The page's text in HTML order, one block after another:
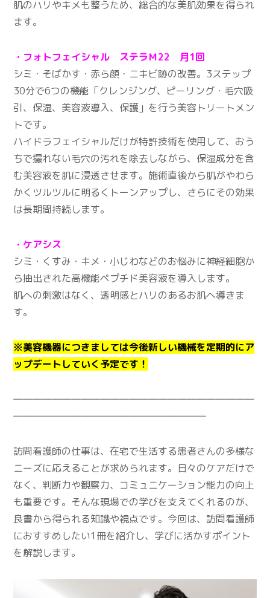
肌のハリやキメも整うため、総合的な美肌効果を得られ
ます。
・フォトフェイシャル ステラＭ22 月1回
シミ・そばかす・赤ら顔・ニキビ跡の改善。3ステップ
30分で6つの機能「クレンジング、ピーリング・毛穴吸
引、保湿、美容液導入、保護」を行う美容トリートメン
トです。
ハイドラフェイシャルだけが特許技術を使用して、おう
ちで撮れない毛穴の汚れを除去しながら、保湿成分を含
む美容液を肌に浸透させます。施術直後から肌がやわら
かくツルツルに明るくトーンアップし、さらにその効果
は長期間持続します。
・ケアシス
シミ・くすみ・キメ・小じわなどのお悩みに神経細胞か
ら抽出された高機能ペプチド美容液を導入します。
肌への刺激はなく、透明感とハリのあるお肌へ導きま
す。
※美容機器につきましては今後新しい機械を定期的にア
ップデートしていく予定です！
―――――――――――――――――――――――――
――――――――――――――――――――
訪問看護師の仕事は、在宅で生活する患者さんの多様な
ニーズに応えることが求められます。日々のケアだけで
なく、判断力や観察力、コミュニケーション能力の向上
も重要です。そんな現場での学びを支えてくれるのが、
良書から得られる知識や視点です。今回は、訪問看護師
におすすめしたい1冊を紹介し、学びに活かすポイント
を解説します。